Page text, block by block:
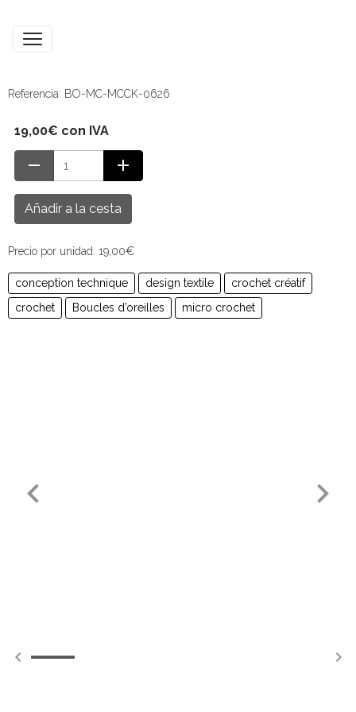
Referencia: BO-MC-MCCK-0626
19,00€ con IVA
Añadir a la cesta
Precio por unidad: 19,00€
conception technique design textile
crochet créatif
crochet
Boucles d’oreilles micro crochet